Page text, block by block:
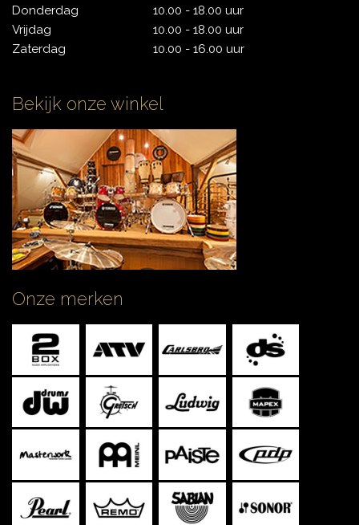
Donderdag
Vrijdag
Zaterdag
10.00 - 18.00 uur
10.00 - 18.00 uur
10.00 - 16.00 uur
Bekijk onze winkel
Onze merken